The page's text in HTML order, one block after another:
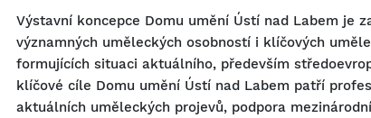
Výstavní koncepce Domu umění Ústí nad Labem je
významných uměleckých osobností i klíčových
formujících situaci aktuálního, především
klíčové cíle Domu umění Ústí nad Labem patří
aktuálních uměleckých projevů, podpora